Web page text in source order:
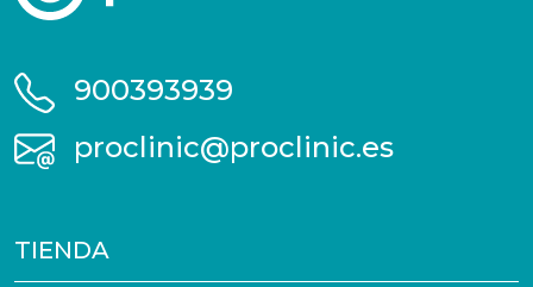
900393939
proclinic@proclinic.es
TIENDA